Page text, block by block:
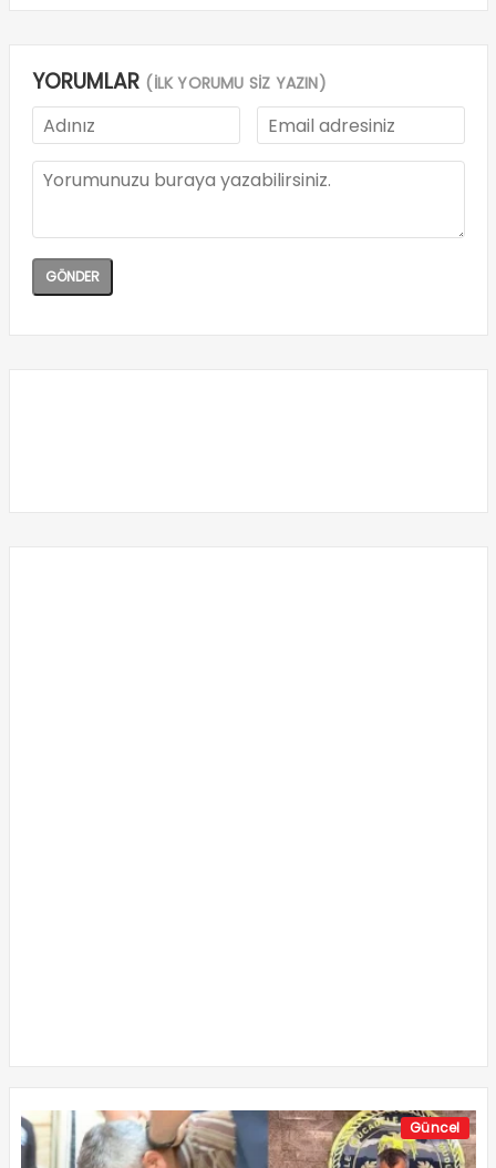
YORUMLAR (İLK YORUMU SİZ YAZIN)
Güncel